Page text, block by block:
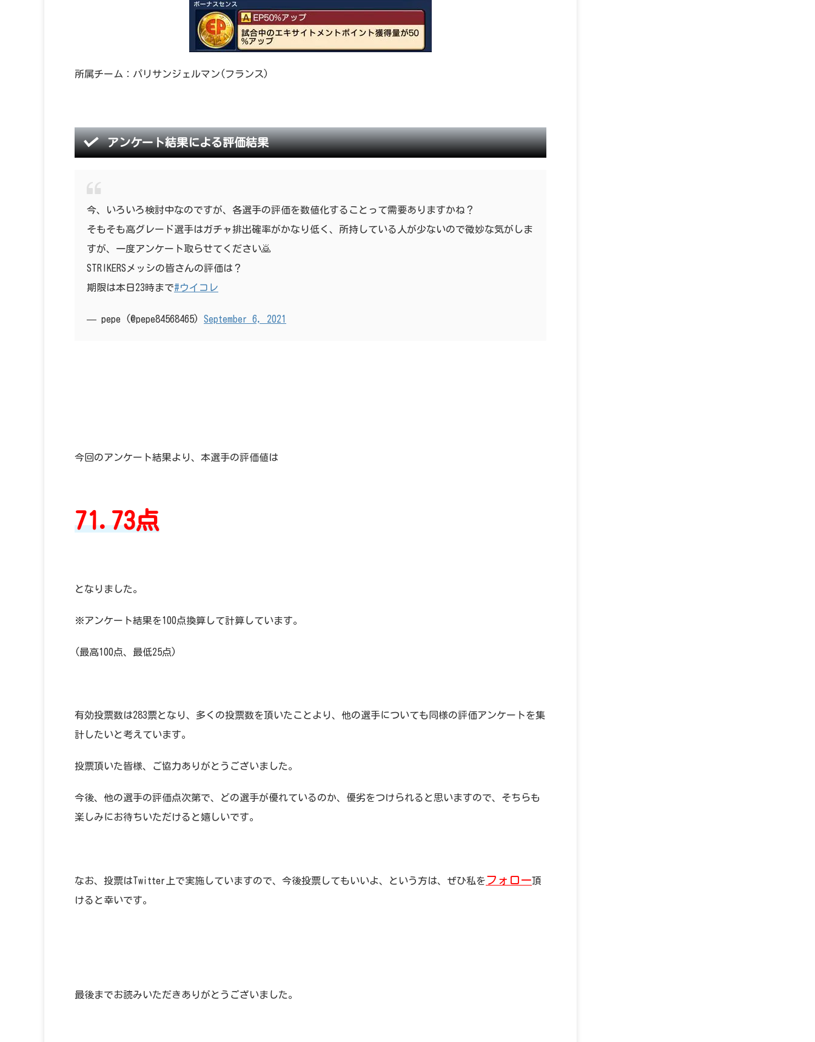
所属チーム：パリサンジェルマン(フランス)
アンケート結果による評価結果
今、いろいろ検討中なのですが、各選手の評価を数値化することって需要ありますかね？
そもそも高グレード選手はガチャ排出確率がかなり低く、所持している人が少ないので微妙な気がしま
すが、一度アンケート取らせてください🙇
STRIKERSメッシの皆さんの評価は？
期限は本日23時まで#ウイコレ
— pepe (@pepe84568465) September 6, 2021
今回のアンケート結果より、本選手の評価値は
71.73点
となりました。
※アンケート結果を100点換算して計算しています。
(最高100点、最低25点)
有効投票数は283票となり、多くの投票数を頂いたことより、他の選手についても同様の評価アンケートを集
計したいと考えています。
投票頂いた皆様、ご協力ありがとうございました。
今後、他の選手の評価点次第で、どの選手が優れているのか、優劣をつけられると思いますので、そちらも
楽しみにお待ちいただけると嬉しいです。
なお、投票はTwitter上で実施していますので、今後投票してもいいよ、という方は、ぜひ私をフォロー頂
けると幸いです。
最後までお読みいただきありがとうございました。